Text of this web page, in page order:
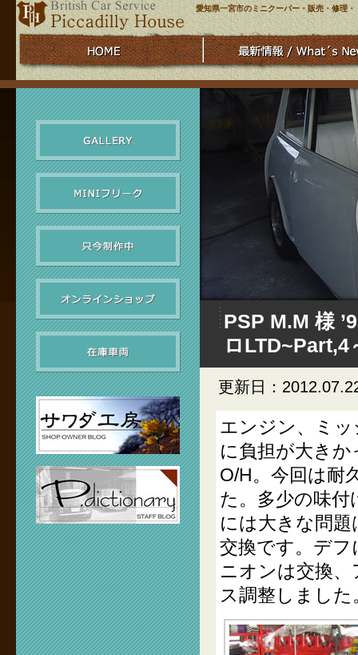
愛知県一宮市のミニクーパー・販売・修理
PSP M.M 様
ロLTD~Part,4
更新日：
エンジン、ミ
に負担が大き
O/H。今回は耐
た。多少の味
には大きな問
交換です。デ
ニオンは交換
ス調整しました